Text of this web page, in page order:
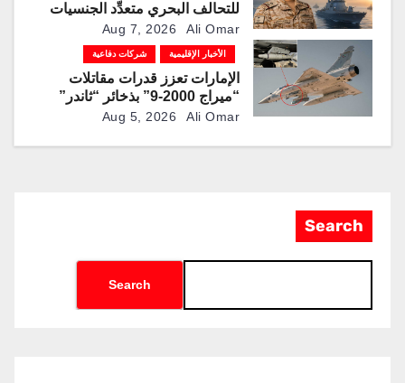
للتحالف البحري متعدِّد الجنسيات
Aug 7, 2026 Ali Omar
الأخبار الإقليمية شركات دفاعية
الإمارات تعزز قدرات مقاتلات
“ميراج 2000-9” بذخائر “ثاندر”
الذكية المطورة محليًا
Aug 5, 2026 Ali Omar
Search
Search